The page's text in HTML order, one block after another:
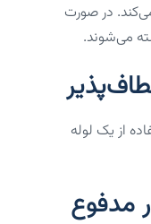
در صورت
می‌شوند.
از یک لوله
مدفوع